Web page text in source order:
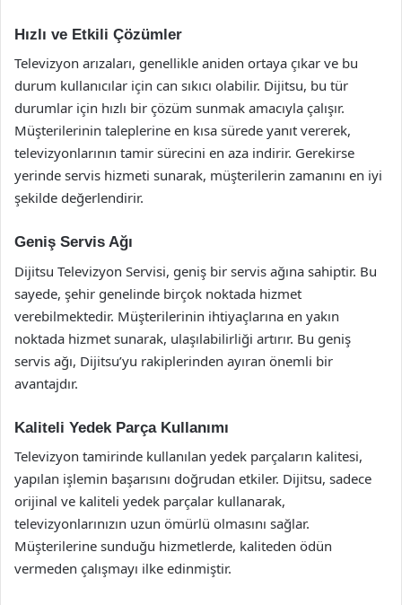
Hızlı ve Etkili Çözümler
Televizyon arızaları, genellikle aniden ortaya çıkar ve bu
durum kullanıcılar için can sıkıcı olabilir. Dijitsu, bu tür
durumlar için hızlı bir çözüm sunmak amacıyla çalışır.
Müşterilerinin taleplerine en kısa sürede yanıt vererek,
televizyonlarının tamir sürecini en aza indirir. Gerekirse
yerinde servis hizmeti sunarak, müşterilerin zamanını en iyi
şekilde değerlendirir.
Geniş Servis Ağı
Dijitsu Televizyon Servisi, geniş bir servis ağına sahiptir. Bu
sayede, şehir genelinde birçok noktada hizmet
verebilmektedir. Müşterilerinin ihtiyaçlarına en yakın
noktada hizmet sunarak, ulaşılabilirliği artırır. Bu geniş
servis ağı, Dijitsu’yu rakiplerinden ayıran önemli bir
avantajdır.
Kaliteli Yedek Parça Kullanımı
Televizyon tamirinde kullanılan yedek parçaların kalitesi,
yapılan işlemin başarısını doğrudan etkiler. Dijitsu, sadece
orijinal ve kaliteli yedek parçalar kullanarak,
televizyonlarınızın uzun ömürlü olmasını sağlar.
Müşterilerine sunduğu hizmetlerde, kaliteden ödün
vermeden çalışmayı ilke edinmiştir.